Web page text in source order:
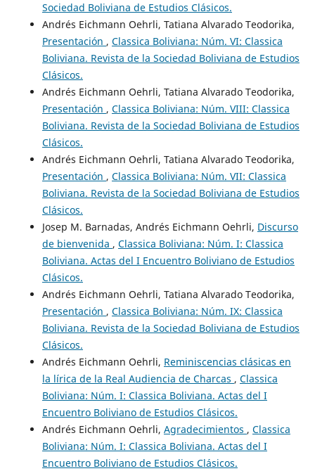
Sociedad Boliviana de Estudios Clásicos.
Andrés Eichmann Oehrli, Tatiana Alvarado Teodorika,
Presentación , Classica Boliviana: Núm. VI: Classica
Boliviana. Revista de la Sociedad Boliviana de Estudios
Clásicos.
Andrés Eichmann Oehrli, Tatiana Alvarado Teodorika,
Presentación , Classica Boliviana: Núm. VIII: Classica
Boliviana. Revista de la Sociedad Boliviana de Estudios
Clásicos.
Andrés Eichmann Oehrli, Tatiana Alvarado Teodorika,
Presentación , Classica Boliviana: Núm. VII: Classica
Boliviana. Revista de la Sociedad Boliviana de Estudios
Clásicos.
Josep M. Barnadas, Andrés Eichmann Oehrli, Discurso
de bienvenida , Classica Boliviana: Núm. I: Classica
Boliviana. Actas del I Encuentro Boliviano de Estudios
Clásicos.
Andrés Eichmann Oehrli, Tatiana Alvarado Teodorika,
Presentación , Classica Boliviana: Núm. IX: Classica
Boliviana. Revista de la Sociedad Boliviana de Estudios
Clásicos.
Andrés Eichmann Oehrli, Reminiscencias clásicas en
la lírica de la Real Audiencia de Charcas , Classica
Boliviana: Núm. I: Classica Boliviana. Actas del I
Encuentro Boliviano de Estudios Clásicos.
Andrés Eichmann Oehrli, Agradecimientos , Classica
Boliviana: Núm. I: Classica Boliviana. Actas del I
Encuentro Boliviano de Estudios Clásicos.